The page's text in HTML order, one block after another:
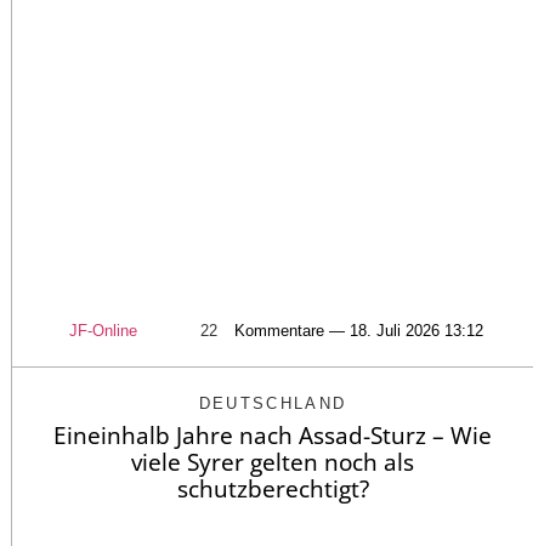
JF-Online 22 Kommentare — 18. Juli 2026 13:12
DEUTSCHLAND
Eineinhalb Jahre nach Assad-Sturz – Wie
viele Syrer gelten noch als
schutzberechtigt?